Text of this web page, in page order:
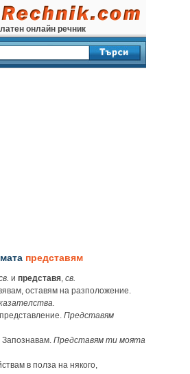
онлайн речник
представям
и представя, св.
оставям на разположение.
Представям
Запознавам. Представям ти моята
в полза на някого,